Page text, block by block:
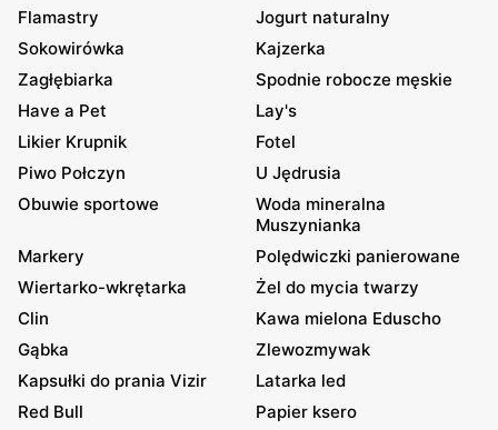
Flamastry
Jogurt naturalny
Sokowirówka
Kajzerka
Zagłębiarka
Spodnie robocze męskie
Have a Pet
Lay's
Likier Krupnik
Fotel
Piwo Połczyn
U Jędrusia
Obuwie sportowe
Woda mineralna
Muszynianka
Markery
Polędwiczki panierowane
Wiertarko-wkrętarka
Żel do mycia twarzy
Clin
Kawa mielona Eduscho
Gąbka
Zlewozmywak
Kapsułki do prania Vizir
Latarka led
Red Bull
Papier ksero